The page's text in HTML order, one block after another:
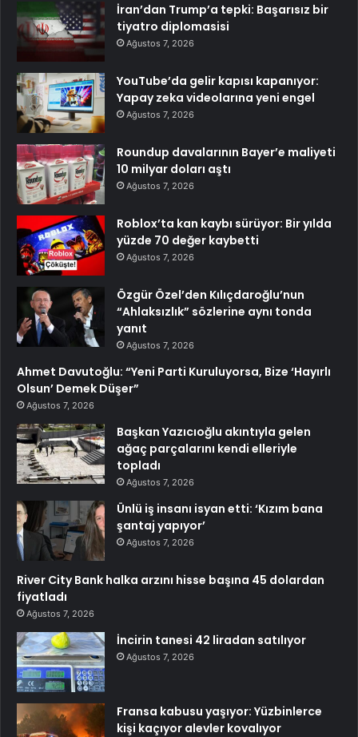
İran’dan Trump’a tepki: Başarısız bir
tiyatro diplomasisi
Ağustos 7, 2026
YouTube’da gelir kapısı kapanıyor:
Yapay zeka videolarına yeni engel
Ağustos 7, 2026
Roundup davalarının Bayer’e maliyeti
10 milyar doları aştı
Ağustos 7, 2026
Roblox’ta kan kaybı sürüyor: Bir yılda
yüzde 70 değer kaybetti
Ağustos 7, 2026
Özgür Özel’den Kılıçdaroğlu’nun
“Ahlaksızlık” sözlerine aynı tonda
yanıt
Ağustos 7, 2026
Ahmet Davutoğlu: “Yeni Parti Kuruluyorsa, Bize ‘Hayırlı
Olsun’ Demek Düşer”
Ağustos 7, 2026
Başkan Yazıcıoğlu akıntıyla gelen
ağaç parçalarını kendi elleriyle
topladı
Ağustos 7, 2026
Ünlü iş insanı isyan etti: ‘Kızım bana
şantaj yapıyor’
Ağustos 7, 2026
River City Bank halka arzını hisse başına 45 dolardan
fiyatladı
Ağustos 7, 2026
İncirin tanesi 42 liradan satılıyor
Ağustos 7, 2026
Fransa kabusu yaşıyor: Yüzbinlerce
kişi kaçıyor alevler kovalıyor